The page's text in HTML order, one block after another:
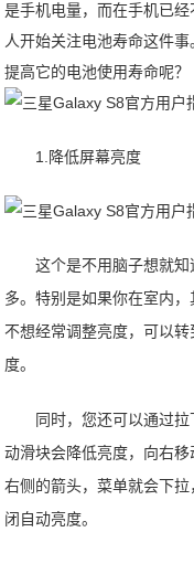
是手机电量，而在手机已
人开始关注电池寿命这件
提高它的电池使用寿命呢？
1.降低屏幕亮度
这个是不用脑子想就
多。特别是如果你在室内
不想经常调整亮度，可以转
度。
同时，您还可以通过
动滑块会降低亮度，向右
右侧的箭头，菜单就会下
闭自动亮度。